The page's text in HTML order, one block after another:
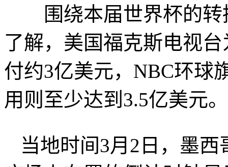
围绕本届世界杯的转
了解，美国福克斯电视
付约3亿美元，NBC环球
用则至少达到3.5亿美元。
当地时间3月2日，墨